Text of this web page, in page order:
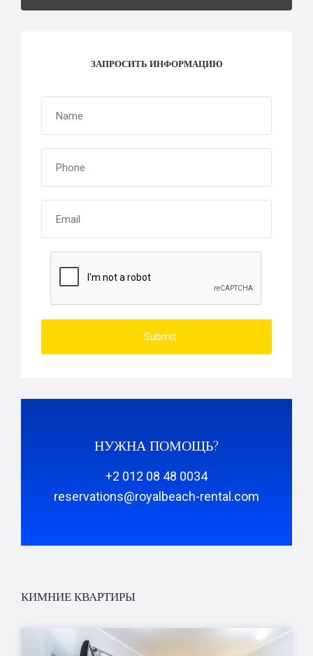
ЗАПРОСИТЬ ИНФОРМАЦИЮ
Submit
НУЖНА ПОМОЩЬ?
+2 012 08 48 0034
reservations@royalbeach-rental.com
КИМНИЕ КВАРТИРЫ